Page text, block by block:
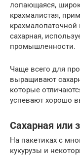
лопающаяся,
крахмалистая,
сахарная,
промышленности.
Чаще всего для
выращивают
которые
успевают хорошо
Сахарная или
На пакетиках с
кукурузы и